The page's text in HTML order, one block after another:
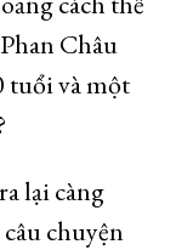
Châu
tuổi và một
lại càng
chuyện